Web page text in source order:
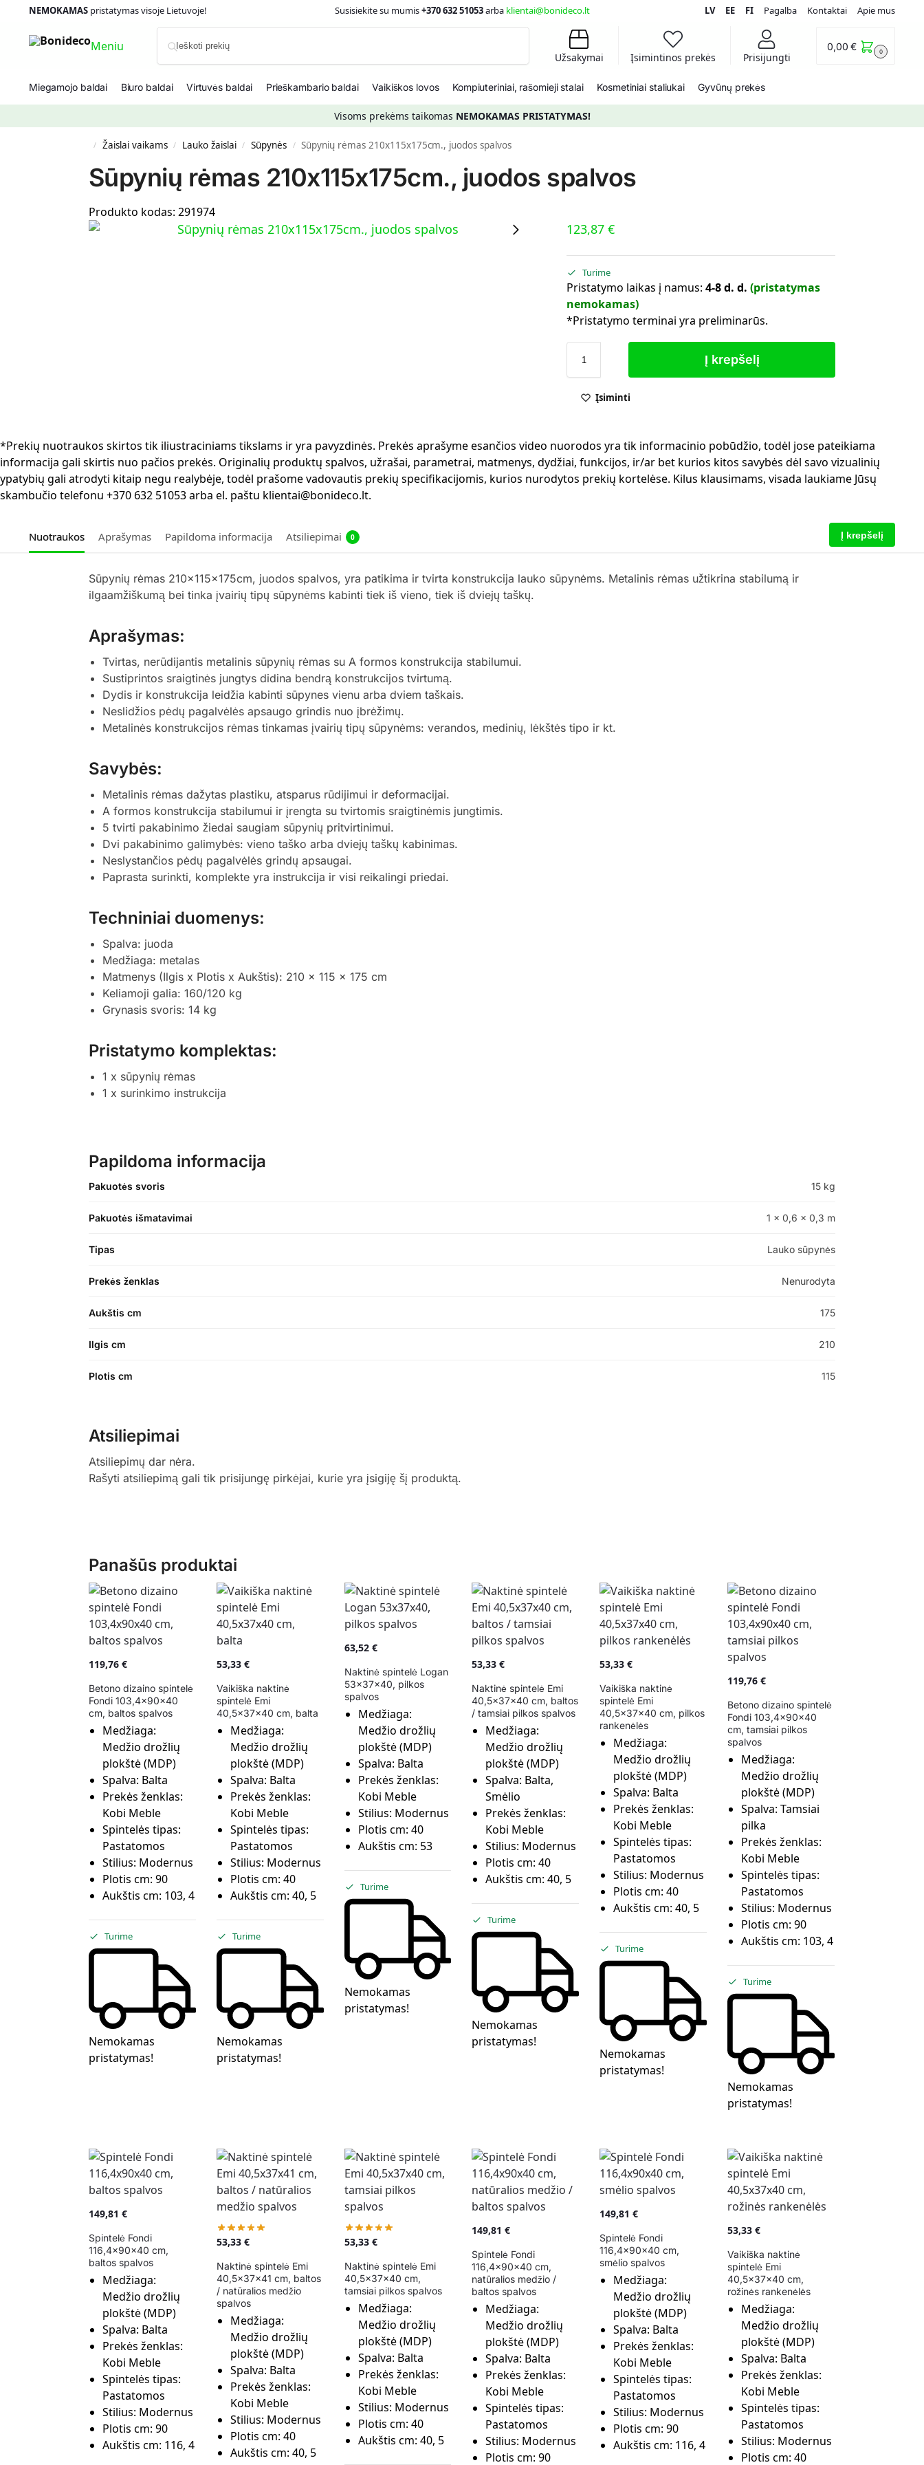
NEMOKAMASpristatymas visoje Lietuvoje! Susisiekite su mumis+370 632 51053arba klientai@bonideco.lt LV EE FI Pagalba Kontaktai Apie mus
Meniu
Užsakymai Įsimintinos prekės Prisijungti
0,00€ 0
Miegamojo baldai Biuro baldai Virtuvės baldai Prieškambario baldai Vaikiškos lovos Kompiuteriniai, rašomieji stalai Kosmetiniai staliukai Gyvūnų prekės
Visoms prekėms taikomas NEMOKAMAS PRISTATYMAS!
/ Žaislai vaikams / Lauko žaislai / Sūpynės / Sūpynių rėmas 210x115x175cm., juodos spalvos
Sūpynių rėmas 210x115x175cm., juodos spalvos
Produkto kodas: 291974
123,87€
Turime
Pristatymo laikas į namus:4-8 d. d. (pristatymas
nemokamas)
*Pristatymo terminai yra preliminarūs.
Į krepšelį
Įsiminti
*Prekių nuotraukos skirtos tik iliustraciniams tikslams ir yra pavyzdinės. Prekės aprašyme esančios video nuorodos yra tik informacinio pobūdžio, todėl jose pateikiama
informacija gali skirtis nuo pačios prekės. Originalių produktų spalvos, užrašai, parametrai, matmenys, dydžiai, funkcijos, ir/ar bet kurios kitos savybės dėl savo vizualinių
ypatybių gali atrodyti kitaip negu realybėje, todėl prašome vadovautis prekių specifikacijomis, kurios nurodytos prekių kortelėse. Kilus klausimams, visada laukiame Jūsų
skambučio telefonu +370 632 51053 arba el. paštu klientai@bonideco.lt.
Nuotraukos Aprašymas Papildoma informacija Atsiliepimai 0 Į krepšelį
Sūpynių rėmas 210x115x175cm, juodos spalvos, yra patikima ir tvirta konstrukcija lauko sūpynėms. Metalinis rėmas užtikrina stabilumą ir
ilgaamžiškumą bei tinka įvairių tipų sūpynėms kabinti tiek iš vieno, tiek iš dviejų taškų.
Aprašymas:
Tvirtas, nerūdijantis metalinis sūpynių rėmas su A formos konstrukcija stabilumui.
Sustiprintos sraigtinės jungtys didina bendrą konstrukcijos tvirtumą.
Dydis ir konstrukcija leidžia kabinti sūpynes vienu arba dviem taškais.
Neslidžios pėdų pagalvėlės apsaugo grindis nuo įbrėžimų.
Metalinės konstrukcijos rėmas tinkamas įvairių tipų sūpynėms: verandos, medinių, lėkštės tipo ir kt.
Savybės:
Metalinis rėmas dažytas plastiku, atsparus rūdijimui ir deformacijai.
A formos konstrukcija stabilumui ir įrengta su tvirtomis sraigtinėmis jungtimis.
5 tvirti pakabinimo žiedai saugiam sūpynių pritvirtinimui.
Dvi pakabinimo galimybės: vieno taško arba dviejų taškų kabinimas.
Neslystančios pėdų pagalvėlės grindų apsaugai.
Paprasta surinkti, komplekte yra instrukcija ir visi reikalingi priedai.
Techniniai duomenys:
Spalva: juoda
Medžiaga: metalas
Matmenys (Ilgis x Plotis x Aukštis): 210 x 115 x 175 cm
Keliamoji galia: 160/120 kg
Grynasis svoris: 14 kg
Pristatymo komplektas:
1 x sūpynių rėmas
1 x surinkimo instrukcija
Papildoma informacija
Pakuotės svoris 15 kg
Pakuotės išmatavimai 1 × 0,6 × 0,3 m
Tipas Lauko sūpynės
Prekės ženklas Nenurodyta
Aukštis cm 175
Ilgis cm 210
Plotis cm 115
Atsiliepimai
Atsiliepimų dar nėra.
Rašyti atsiliepimą gali tik prisijungę pirkėjai, kurie yra įsigiję šį produktą.
Panašūs produktai
119,76 €
Betono dizaino spintelė
Fondi 103,4x90x40
cm, baltos spalvos
Medžiaga:
Medžio drožlių
plokštė (MDP)
Spalva: Balta
Prekės ženklas:
Kobi Meble
Spintelės tipas:
Pastatomos
Stilius: Modernus
Plotis cm: 90
Aukštis cm: 103, 4
Turime
Nemokamas
pristatymas!
53,33 €
Vaikiška naktinė
spintelė Emi
40,5x37x40 cm, balta
Medžiaga:
Medžio drožlių
plokštė (MDP)
Spalva: Balta
Prekės ženklas:
Kobi Meble
Spintelės tipas:
Pastatomos
Stilius: Modernus
Plotis cm: 40
Aukštis cm: 40, 5
Turime
Nemokamas
pristatymas!
63,52 €
Naktinė spintelė Logan
53x37x40, pilkos
spalvos
Medžiaga:
Medžio drožlių
plokštė (MDP)
Spalva: Balta
Prekės ženklas:
Kobi Meble
Stilius: Modernus
Plotis cm: 40
Aukštis cm: 53
Turime
Nemokamas
pristatymas!
53,33€
Naktinė spintelė Emi
40,5x37x40 cm, baltos
/ tamsiai pilkos spalvos
Medžiaga:
Medžio drožlių
plokštė (MDP)
Spalva: Balta,
Smėlio
Prekės ženklas:
Kobi Meble
Stilius: Modernus
Plotis cm:40
Aukštis cm:40, 5
Turime
Nemokamas
pristatymas!
53,33€
Vaikiška naktinė
spintelė Emi
40,5x37x40 cm, pilkos
rankenėlės
Medžiaga:
Medžio drožlių
plokštė (MDP)
Spalva: Balta
Prekės ženklas:
Kobi Meble
Spintelės tipas:
Pastatomos
Stilius: Modernus
Plotis cm:40
Aukštis cm:40, 5
Turime
Nemokamas
pristatymas!
119,76 €
Betono dizaino spintelė
Fondi 103,4x90x40
cm, tamsiai pilkos
spalvos
Medžiaga:
Medžio drožlių
plokštė (MDP)
Spalva: Tamsiai
pilka
Prekės ženklas:
Kobi Meble
Spintelės tipas:
Pastatomos
Stilius: Modernus
Plotis cm: 90
Aukštis cm: 103, 4
Turime
Nemokamas
pristatymas!
149,81 €
Spintelė Fondi
116,4x90x40 cm,
baltos spalvos
Medžiaga:
Medžio drožlių
plokštė (MDP)
Spalva: Balta
Prekės ženklas:
Kobi Meble
Spintelės tipas:
Pastatomos
Stilius: Modernus
Plotis cm: 90
Aukštis cm: 116, 4
53,33 €
Naktinė spintelė Emi
40,5x37x41 cm, baltos
/ natūralios medžio
spalvos
Medžiaga:
Medžio drožlių
plokštė (MDP)
Spalva: Balta
Prekės ženklas:
Kobi Meble
Stilius: Modernus
Plotis cm: 40
Aukštis cm: 40, 5
53,33 €
Naktinė spintelė Emi
40,5x37x40 cm,
tamsiai pilkos spalvos
Medžiaga:
Medžio drožlių
plokštė (MDP)
Spalva: Balta
Prekės ženklas:
Kobi Meble
Stilius: Modernus
Plotis cm: 40
Aukštis cm: 40, 5
149,81€
Spintelė Fondi
116,4x90x40 cm,
natūralios medžio /
baltos spalvos
Medžiaga:
Medžio drožlių
plokštė (MDP)
Spalva: Balta
Prekės ženklas:
Kobi Meble
Spintelės tipas:
Pastatomos
Stilius: Modernus
Plotis cm:90
149,81€
Spintelė Fondi
116,4x90x40 cm,
smėlio spalvos
Medžiaga:
Medžio drožlių
plokštė (MDP)
Spalva: Balta
Prekės ženklas:
Kobi Meble
Spintelės tipas:
Pastatomos
Stilius: Modernus
Plotis cm:90
Aukštis cm: 116, 4
53,33 €
Vaikiška naktinė
spintelė Emi
40,5x37x40 cm,
rožinės rankenėlės
Medžiaga:
Medžio drožlių
plokštė (MDP)
Spalva: Balta
Prekės ženklas:
Kobi Meble
Spintelės tipas:
Pastatomos
Stilius: Modernus
Plotis cm: 40